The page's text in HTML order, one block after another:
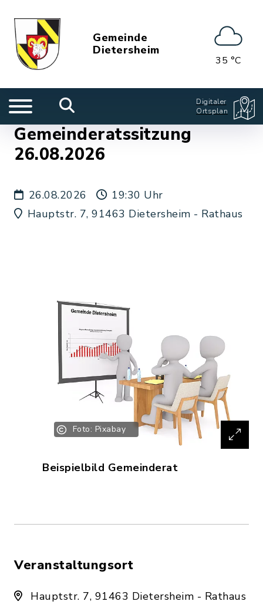
Gemeinde
Dietersheim
35 °C
Digitaler
Ortsplan
Gemeinderatssitzung
26.08.2026
26.08.2026
19:30 Uhr
Hauptstr. 7, 91463 Dietersheim - Rathaus
Foto: Pixabay
Beispielbild Gemeinderat
Veranstaltungsort
Hauptstr. 7, 91463 Dietersheim - Rathaus